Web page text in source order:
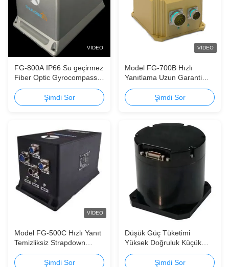
VIDEO
FG-800A IP66 Su geçirmez
Fiber Optic Gyrocompass
80000 Hrs MTBF ve 0.1°
Yön Doğruluğu
Şimdi Sor
VIDEO
Model FG-700B Hızlı
Yanıtlama Uzun Garanti
Bakım Ücretsiz Fiber Optic
Durum ve Başlık Referans
Sistemi AHRS
Şimdi Sor
VIDEO
Model FG-500C Hızlı Yanıt
Temizliksiz Strapdown
Teknolojisi Gemi için Fiber
Optic Gyrocompass
Şimdi Sor
Düşük Güç Tüketimi
Yüksek Doğruluk Küçük
Boyutlu TDF42IMU0 Fiber
Optic İnersiyon Ölçüm
Şimdi Sor